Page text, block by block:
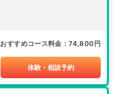
おすすめコース料金 74,800円
体験・相談予約